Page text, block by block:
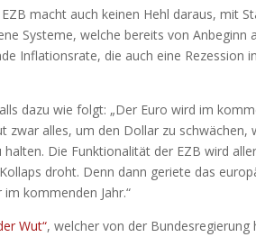
macht auch keinen Hehl daraus, mit
Systeme, welche bereits von Anbeginn
Inflationsrate, die auch eine Rezession
dazu wie folgt: „Der Euro wird im
zwar alles, um den Dollar zu schwächen,
Die Funktionalität der EZB wird
droht. Denn dann geriete das
kommenden Jahr.“
Wut“, welcher von der